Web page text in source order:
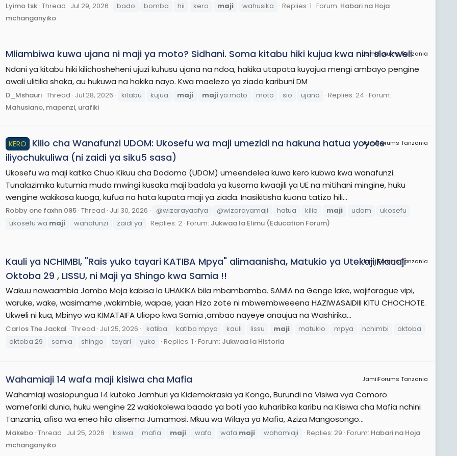
Lyimo tsk Thread Jul 29, 2026 bado bomba hii kero maji wahusika Replies: 1 Forum: Habari na Hoja
mchanganyiko
JamiiForums Tanzania
Mliambiwa kuwa ujana ni maji ya moto? Sidhani. Soma kitabu hiki kujua kwa nini sio kweli
Ndani ya kitabu hiki kilichosheheni ujuzi kuhusu ujana na ndoa, hakika utapata kuyajua mengi ambayo pengine
awali ulitilia shaka, au hukuwa na hakika nayo. Kwa maelezo ya ziada karibuni DM
D_Mshauri Thread Jul 28, 2026 kitabu kujua maji majiya moto moto sio ujana Replies: 24 Forum:
Mahusiano, mapenzi, urafiki
JamiiForums Tanzania
KERO
Kilio cha Wanafunzi UDOM: Ukosefu wa maji umezidi na hakuna hatua yoyote
iliyochukuliwa (ni zaidi ya siku5 sasa)
Ukosefu wa maji katika Chuo Kikuu cha Dodoma (UDOM) umeendelea kuwa kero kubwa kwa wanafunzi.
Tunalazimika kutumia muda mwingi kusaka maji badala ya kusoma kwaajili ya UE na mitihani mingine, huku
wengine wakikosa kuoga, kufua na hata kupata maji ya ziada. Inasikitisha kuona tatizo hili...
Robby one faxhn 095 Thread Jul 30, 2026 @wizarayaafya @wizarayamaji hatua kilio maji udom
ukosefu
ukosefu wa maji wanafunzi zaidi ya Replies: 2 Forum: Jukwaa la Elimu (Education Forum)
JamiiForums Tanzania
Kauli ya NCHIMBI, "Rais yuko tayari KATIBA Mpya" alimaanisha, Matukio ya Utekaji,Mauaji
Oktoba 29 , LISSU, ni Maji ya Shingo kwa Samia !!
Wakuu nawaambia Jambo Moja kabisa la UHAKIKA bila mbambamba. SAMIA na Genge lake, wajifarague vipi,
waruke, wake, wasimame ,wakimbie, wapae, yaan Hizo zote ni mbwembweeena HAZIWASAIDIII KITU CHOCHOTE.
Ukweli ni kua, Mbinyo wa KIMATAIFA Uliopo kwa Samia ,ambao nayeye anaujua na Washirika...
Carlos The Jackal Thread Jul 25, 2026 katiba katiba mpya kauli lissu maji matukio mpya nchimbi
oktoba
oktoba 29
samia shingo tayari yuko Replies: 1 Forum: Jukwaa la Historia
JamiiForums Tanzania
Wahamiaji 14 wafa maji kisiwa cha Mafia
Wahamiaji wasiopungua 14 kutoka Jamhuri ya Kidemokrasia ya Kongo, Burundi na Visiwa vya Comoro
wamefariki dunia, huku wengine 22 wakiokolewa baada ya boti yao kuharibika karibu na Kisiwa cha Mafia nchini
Tanzania, afisa wa eneo hilo alisema Jumamosi. Mkuu wa Wilaya ya Mafia, Aziza Mangosongo...
Makebo Thread Jul 25, 2026 kisiwa mafia maji wafa wafa maji wahamiaji Replies: 29 Forum: Habari na Hoja
mchanganyiko